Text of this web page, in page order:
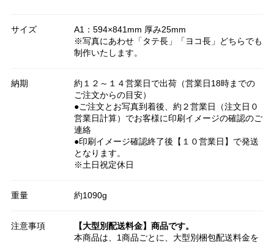
サイズ
A1：594×841mm 厚み25mm
※写真にあわせ「タテ長」「ヨコ長」どちらでも
制作いたします。
納期
約１２～１４営業日で出荷（営業日18時までの
ご注文からの目安）
●ご注文とお写真到着後、約２営業日（注文日０
営業日計算）でお客様に印刷イメージの確認のご
連絡
●印刷イメージ確認終了後【１０営業日】で発送
となります。
※土日祝定休日
重量 約1090g
注意事項
【大型別配送料金】商品です。
本商品は、1商品ごとに、大型別梱包配送料金を